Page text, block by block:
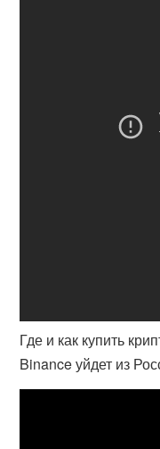
Где и как купить
Binance уйдет из